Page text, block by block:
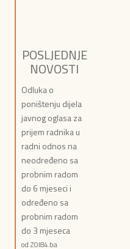
POSLJEDNJE
NOVOSTI
Odluka o
poništenju dijela
javnog oglasa za
prijem radnika u
radni odnos na
neodređeno sa
probnim radom
do 6 mjeseci i
određeno sa
probnim radom
do 3 mjeseca
od ZOI84.ba